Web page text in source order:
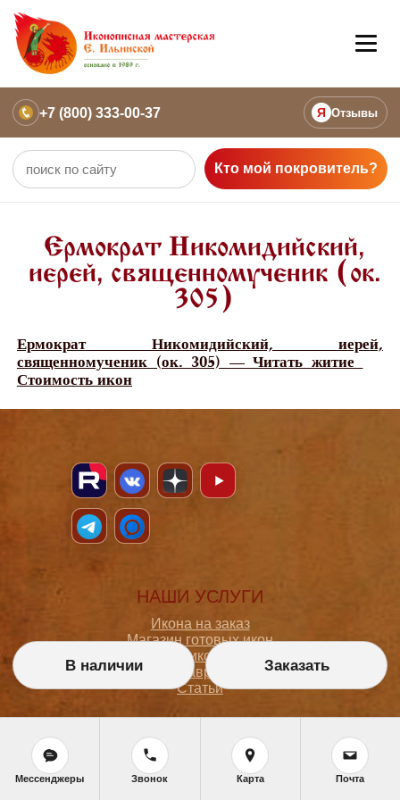
+7 (800) 333-00-37 Я Отзывы
Кто мой покровитель?
Ермократ Никомидийский,
иерей, священномученик (ок.
305)
Ермократ Никомидийский, иерей,
священномученик (ок. 305) — Читать житие
Стоимость икон
НАШИ УСЛУГИ
Икона на заказ
Магазин готовых икон
Школа иконописи
Реставрация
Статьи
ПОКУПАТЕЛЮ
О мастерской
Как сделать заказ
В наличии Заказать
Мессенджеры Звонок Карта Почта